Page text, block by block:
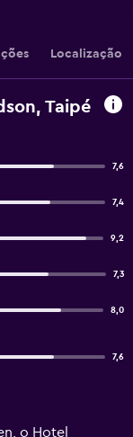
Localização
Taipé
7,6
7,4
9,2
7,3
8,0
7,6
o Hotel